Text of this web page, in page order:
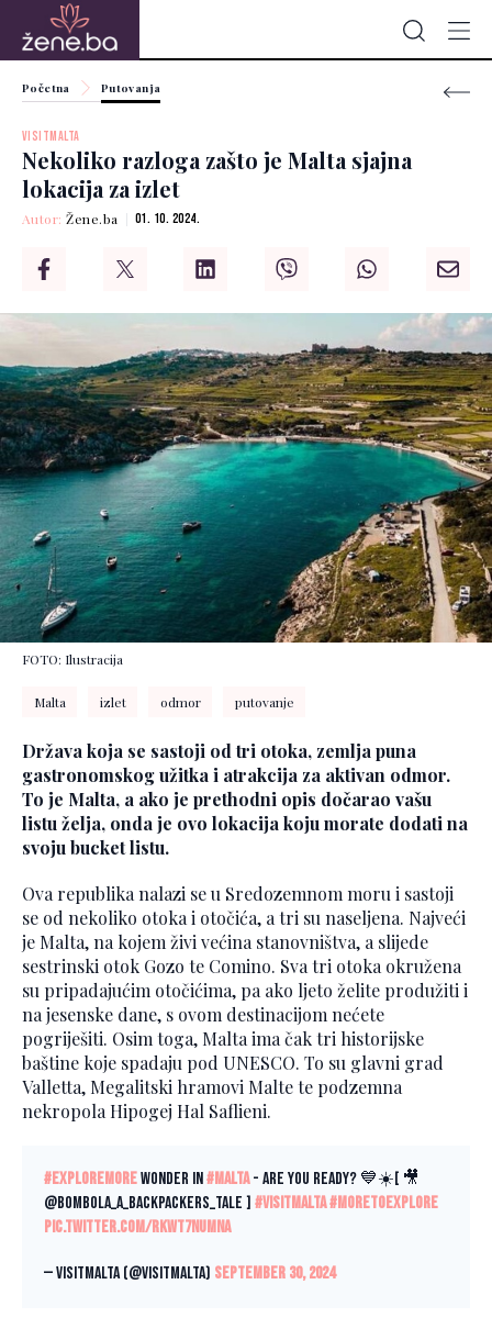
Početna Putovanja
VISITMALTA
Nekoliko razloga zašto je Malta sjajna
lokacija za izlet
Autor:Žene.ba 01. 10. 2024.
FOTO: Ilustracija
Malta izlet odmor putovanje
Država koja se sastoji od tri otoka, zemlja puna
gastronomskog užitka i atrakcija za aktivan odmor.
To je Malta, a ako je prethodni opis dočarao vašu
listu želja, onda je ovo lokacija koju morate dodati na
svoju bucket listu.
Ova republika nalazi se u Sredozemnom moru i sastoji
se od nekoliko otoka i otočića, a tri su naseljena. Najveći
je Malta, na kojem živi većina stanovništva, a slijede
sestrinski otok Gozo te Comino. Sva tri otoka okružena
su pripadajućim otočićima, pa ako ljeto želite produžiti i
na jesenske dane, s ovom destinacijom nećete
pogriješiti. Osim toga, Malta ima čak tri historijske
baštine koje spadaju pod UNESCO. To su glavni grad
Valletta, Megalitski hramovi Malte te podzemna
nekropola Hipogej Hal Saflieni.
#ExploreMorewonder in#Malta- are YOU ready? 💙☀️[ 🎥
@bombola_a_backpackers_tale ] #VisitMalta#MoreToExplore
pic.twitter.com/RkWT7numNA
— VisitMalta (@VisitMalta) September 30, 2024